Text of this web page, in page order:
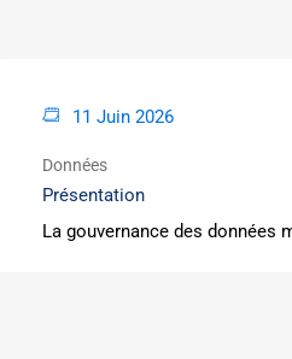
11 Juin 2026
Données
Présentation
La gouvernance des données